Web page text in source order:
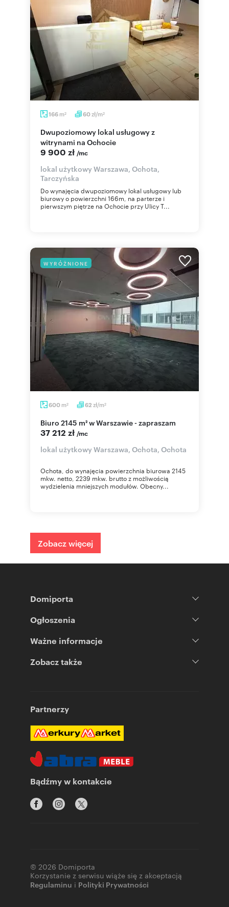
166 m2 60zł/m2
Dwupoziomowy lokal usługowy z
witrynami na Ochocie
9 900 zł /mc
lokal użytkowy Warszawa, Ochota,
Tarczyńska
Do wynajęcia dwupoziomowy lokal usługowy lub
biurowy o powierzchni 166m, na parterze i
pierwszym piętrze na Ochocie przy Ulicy T...
WYRÓŻNIONE
600 m2 62 zł/m2
Biuro 2145 m² w Warszawie - zapraszam
37 212 zł /mc
lokal użytkowy Warszawa, Ochota, Ochota
Ochota, do wynajęcia powierzchnia biurowa 2145
mkw. netto, 2239 mkw. brutto z możliwością
wydzielenia mniejszych modułów. Obecny...
Zobacz więcej
Domiporta
Ogłoszenia
Ważne informacje
Zobacz także
Partnerzy
Bądźmy w kontakcie
© 2026 Domiporta
Korzystanie z serwisu wiąże się z akceptacją
Regulaminu i Polityki Prywatności